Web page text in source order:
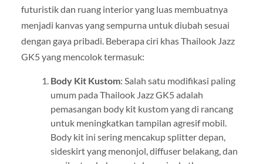
futuristik dan ruang interior yang luas membuatnya
menjadi kanvas yang sempurna untuk diubah sesuai
dengan gaya pribadi. Beberapa ciri khas Thailook Jazz
GK5 yang mencolok termasuk:
Body Kit Kustom: Salah satu modifikasi paling
umum pada Thailook Jazz GK5 adalah
pemasangan body kit kustom yang di rancang
untuk meningkatkan tampilan agresif mobil.
Body kit ini sering mencakup splitter depan,
sideskirt yang menonjol, diffuser belakang, dan